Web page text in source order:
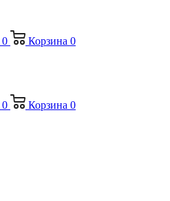
0 Корзина 0
0 Корзина 0